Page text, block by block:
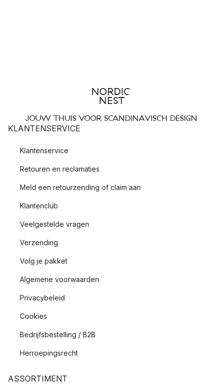
JOUW THUIS VOOR SCANDINAVISCH DESIGN
KLANTENSERVICE
Klantenservice
Retouren en reclamaties
Meld een retourzending of claim aan
Klantenclub
Veelgestelde vragen
Verzending
Volg je pakket
Algemene voorwaarden
Privacybeleid
Cookies
Bedrijfsbestelling / B2B
Herroepingsrecht
ASSORTIMENT